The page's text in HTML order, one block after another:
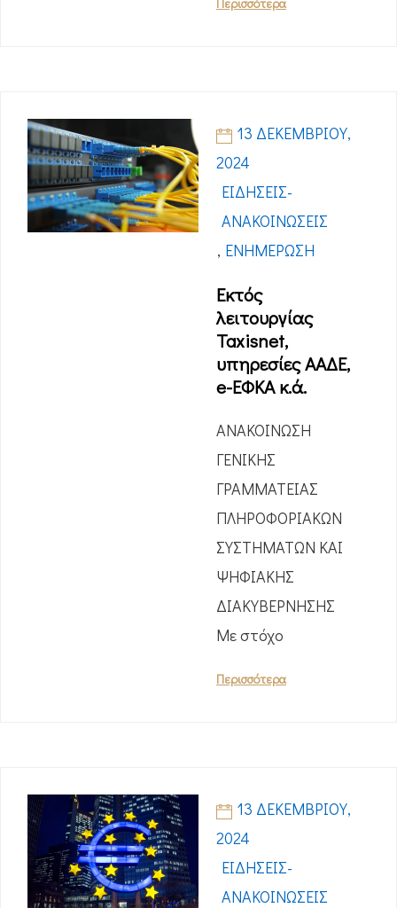
13 ΔΕΚΕΜΒΡΊΟΥ,
2024
ΕΙΔΉΣΕΙΣ-
ΑΝΑΚΟΙΝΏΣΕΙΣ
, ΕΝΗΜΈΡΩΣΗ
Εκτός
λειτουργίας
Taxisnet,
υπηρεσίες ΑΑΔΕ,
e-ΕΦΚΑ κ.ά.
ΑΝΑΚΟΙΝΩΣΗ
ΓΕΝΙΚΗΣ
ΓΡΑΜΜΑΤΕΙΑΣ
ΠΛΗΡΟΦΟΡΙΑΚΩΝ
ΣΥΣΤΗΜΑΤΩΝ ΚΑΙ
ΨΗΦΙΑΚΗΣ
ΔΙΑΚΥΒΕΡΝΗΣΗΣ
Με στόχο
Περισσότερα
13 ΔΕΚΕΜΒΡΊΟΥ,
2024
ΕΙΔΉΣΕΙΣ-
ΑΝΑΚΟΙΝΏΣΕΙΣ